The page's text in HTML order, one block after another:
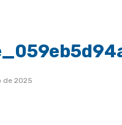
de 2025